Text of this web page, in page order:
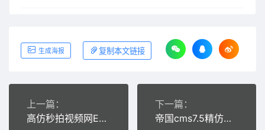
生成海报 复制本文链接
上一篇：
高仿秒拍视频网EMLOG主题模板
下一篇：
帝国cms7.5精仿土豪漫画网站源码PC+WAP+带采集